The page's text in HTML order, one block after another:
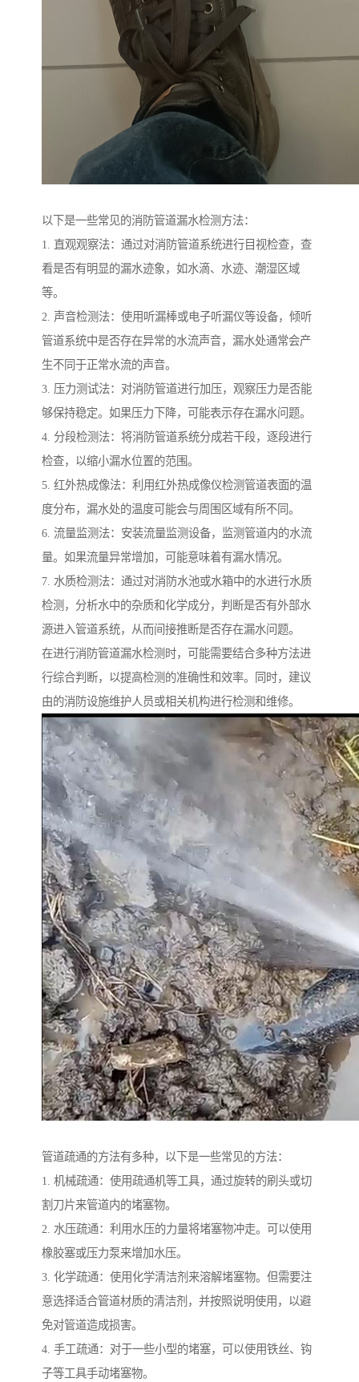
以下是一些常见的消防管道漏水检测方法：
1. 直观观察法：通过对消防管道系统进行目视检查，查
看是否有明显的漏水迹象，如水滴、水迹、潮湿区域
等。
2. 声音检测法：使用听漏棒或电子听漏仪等设备，倾听
管道系统中是否存在异常的水流声音，漏水处通常会产
生不同于正常水流的声音。
3. 压力测试法：对消防管道进行加压，观察压力是否能
够保持稳定。如果压力下降，可能表示存在漏水问题。
4. 分段检测法：将消防管道系统分成若干段，逐段进行
检查，以缩小漏水位置的范围。
5. 红外热成像法：利用红外热成像仪检测管道表面的温
度分布，漏水处的温度可能会与周围区域有所不同。
6. 流量监测法：安装流量监测设备，监测管道内的水流
量。如果流量异常增加，可能意味着有漏水情况。
7. 水质检测法：通过对消防水池或水箱中的水进行水质
检测，分析水中的杂质和化学成分，判断是否有外部水
源进入管道系统，从而间接推断是否存在漏水问题。
在进行消防管道漏水检测时，可能需要结合多种方法进
行综合判断，以提高检测的准确性和效率。同时，建议
由的消防设施维护人员或相关机构进行检测和维修。
管道疏通的方法有多种，以下是一些常见的方法：
1. 机械疏通：使用疏通机等工具，通过旋转的刷头或切
割刀片来管道内的堵塞物。
2. 水压疏通：利用水压的力量将堵塞物冲走。可以使用
橡胶塞或压力泵来增加水压。
3. 化学疏通：使用化学清洁剂来溶解堵塞物。但需要注
意选择适合管道材质的清洁剂，并按照说明使用，以避
免对管道造成损害。
4. 手工疏通：对于一些小型的堵塞，可以使用铁丝、钩
子等工具手动堵塞物。